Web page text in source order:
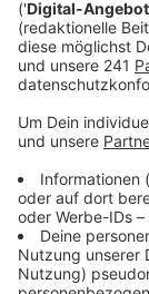
Anzeige
Bei "Sing
wenigen
brachte sie
der drei
eigentlich
Corona-
eventuell